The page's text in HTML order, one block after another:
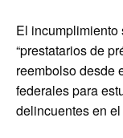
El incumplimiento
“prestatarios de
reembolso desde
federales para
delincuentes en